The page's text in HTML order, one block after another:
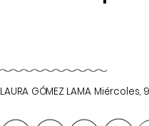
LAURA GÓMEZ LAMA Miércoles,